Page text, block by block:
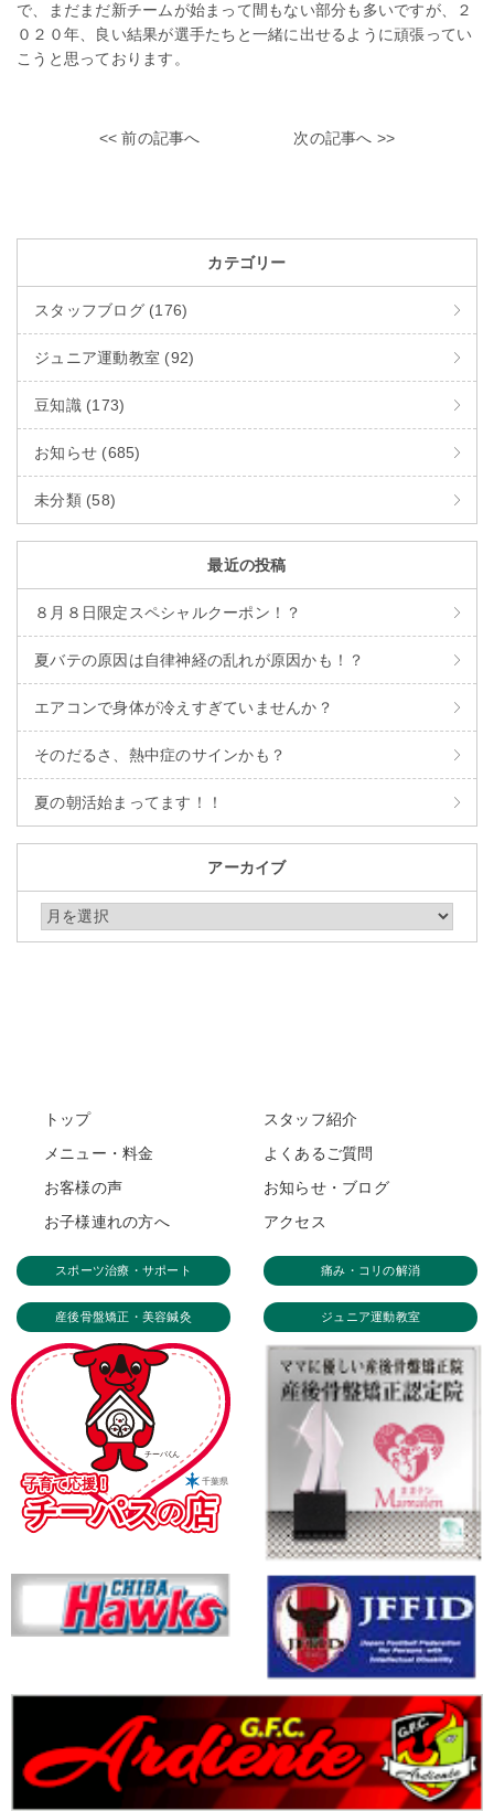
で、まだまだ新チームが始まって間もない部分も多いですが、２
０２０年、良い結果が選手たちと一緒に出せるように頑張ってい
こうと思っております。
<< 前の記事へ 次の記事へ >>
カテゴリー
スタッフブログ (176)
ジュニア運動教室 (92)
豆知識 (173)
お知らせ (685)
未分類 (58)
最近の投稿
８月８日限定スペシャルクーポン！？
夏バテの原因は自律神経の乱れが原因かも！？
エアコンで身体が冷えすぎていませんか？
そのだるさ、熱中症のサインかも？
夏の朝活始まってます！！
アーカイブ
アーカイブ
トップ
スタッフ紹介
メニュー・料金
よくあるご質問
お客様の声
お知らせ・ブログ
お子様連れの方へ
アクセス
スポーツ治療・サポート 痛み・コリの解消
産後骨盤矯正・美容鍼灸 ジュニア運動教室